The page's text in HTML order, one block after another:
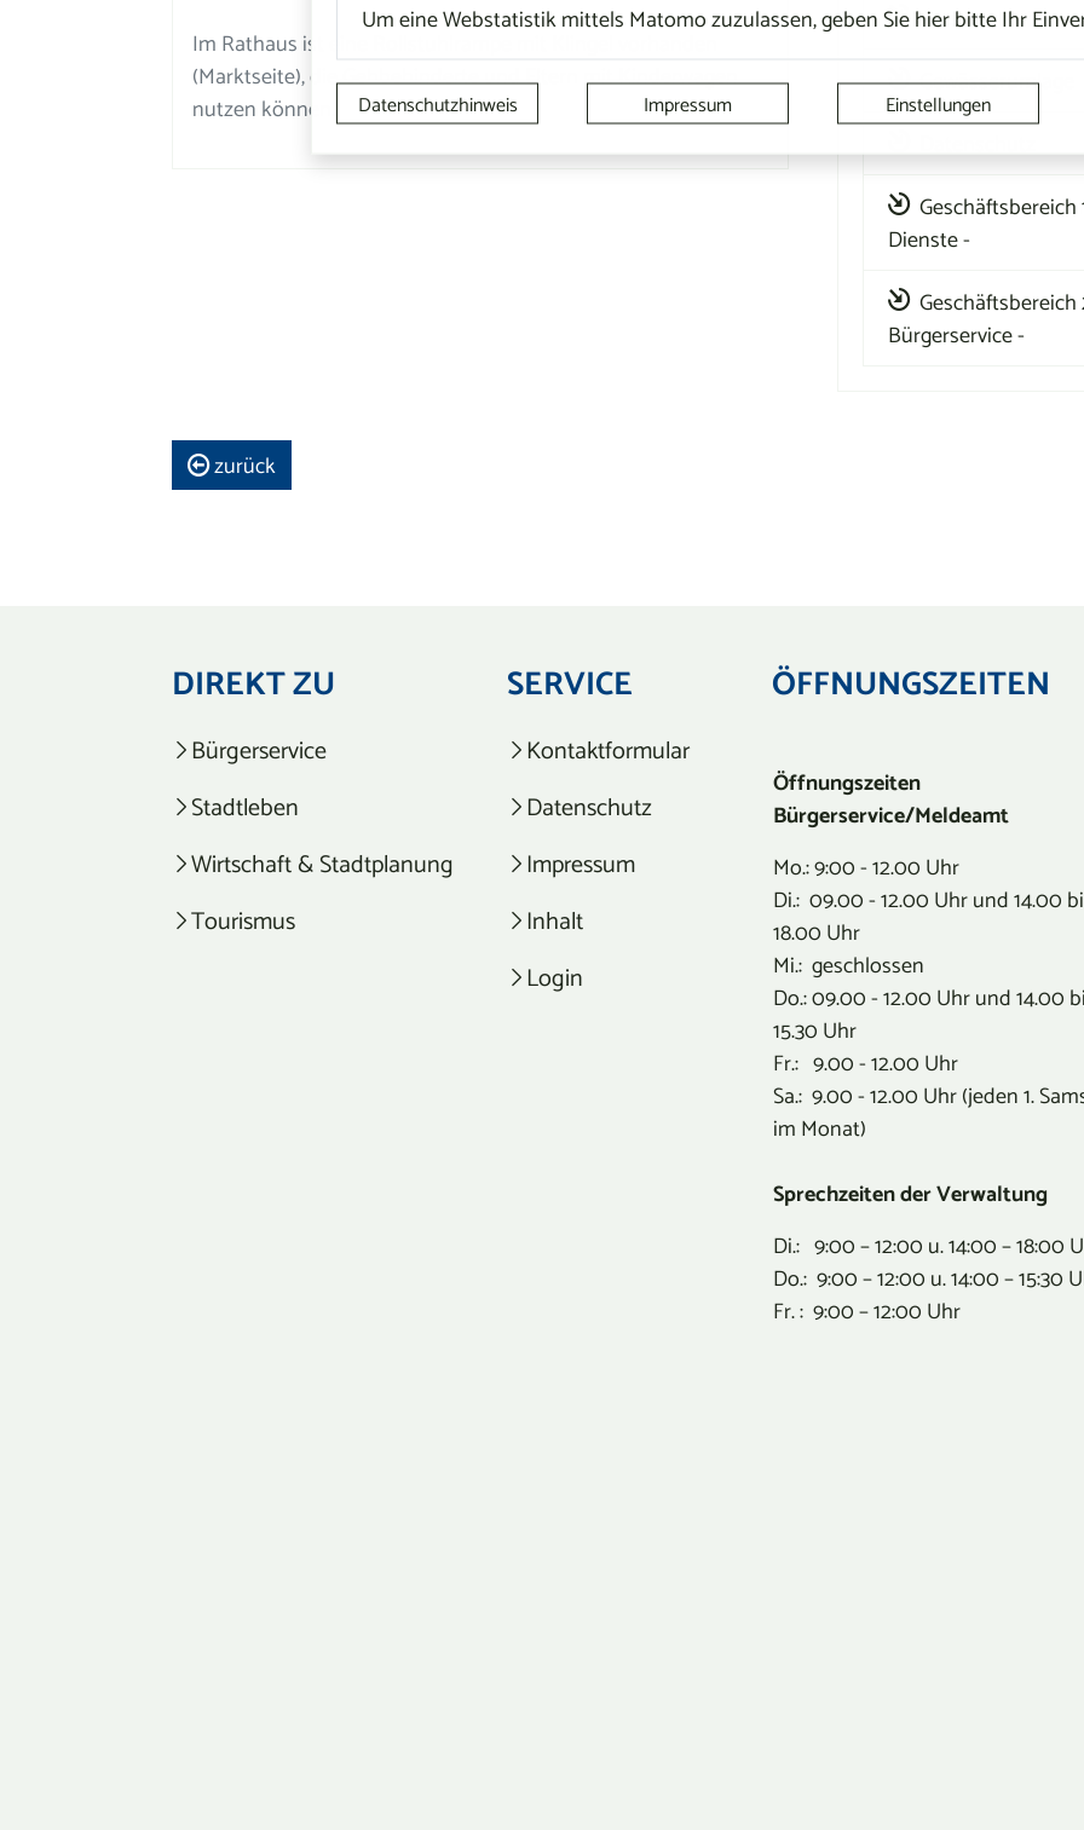
Um eine Webstatistik mittels Matomo zuzulassen, geben Sie hier bitte Ihr
Datenschutzhinweis Impressum Einstellungen
Im Rathaus ist eine Rollstuhlrampe mit Klingel vorhanden
(Marktseite), die Gehbehinderte und Eltern mit Kinderwagen
nutzen können.
Pressearbeit
Gewässerumlage
Dienste -
Bürgerservice -
zurück
DIREKT ZU
Bürgerservice
Stadtleben
Wirtschaft & Stadtplanung
Tourismus
SERVICE
Kontaktformular
Datenschutz
Impressum
Inhalt
Login
ÖFFNUNGSZEITEN
Öffnungszeiten
Bürgerservice/Meldeamt
Mo.: 9:00 - 12.00 Uhr
Di.: 09.00 - 12.00 Uhr und 14.00
18.00 Uhr
Mi.: geschlossen
Do.: 09.00 - 12.00 Uhr und 14.00
15.30 Uhr
Fr.: 9.00 - 12.00 Uhr
Sa.: 9.00 - 12.00 Uhr (jeden 1.
im Monat)
Sprechzeiten der Verwaltung
Di.: 9:00 – 12:00 u. 14:00 – 18:00
Do.: 9:00 – 12:00 u. 14:00 – 15:30
Fr. : 9:00 – 12:00 Uhr